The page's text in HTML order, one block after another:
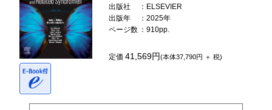
出版社
：ELSEVIER
出版年
：2025年
ページ数 ：910pp.
定価41,569円(本体37,790円 ＋ 税)